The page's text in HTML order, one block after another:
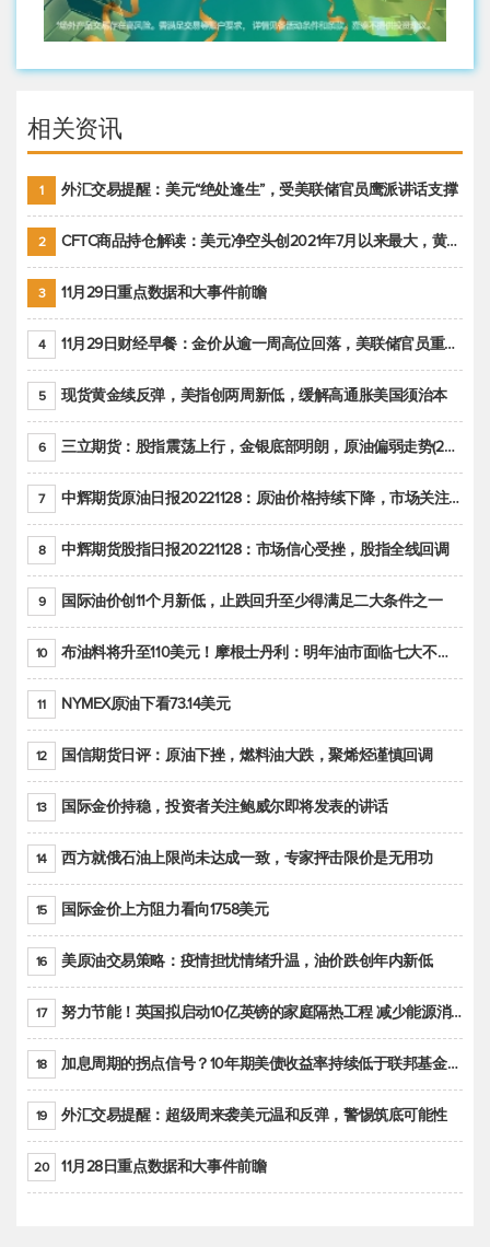
相关资讯
1 外汇交易提醒：美元“绝处逢生”，受美联储官员鹰派讲话支撑
2 CFTC商品持仓解读：美元净空头创2021年7月以来最大，黄金期货投机性净多头头寸减少
3 11月29日重点数据和大事件前瞻
4 11月29日财经早餐：金价从逾一周高位回落，美联储官员重申鹰派立场推动美元回升
5 现货黄金续反弹，美指创两周新低，缓解高通胀美国须治本
6 三立期货：股指震荡上行，金银底部明朗，原油偏弱走势(20221128收评)
7 中辉期货原油日报20221128：原油价格持续下降，市场关注OPEC+新一轮产能政策
8 中辉期货股指日报20221128：市场信心受挫，股指全线回调
9 国际油价创11个月新低，止跌回升至少得满足二大条件之一
10 布油料将升至110美元！摩根士丹利：明年油市面临七大不确定性
11 NYMEX原油下看73.14美元
12 国信期货日评：原油下挫，燃料油大跌，聚烯烃谨慎回调
13 国际金价持稳，投资者关注鲍威尔即将发表的讲话
14 西方就俄石油上限尚未达成一致，专家抨击限价是无用功
15 国际金价上方阻力看向1758美元
16 美原油交易策略：疫情担忧情绪升温，油价跌创年内新低
17 努力节能！英国拟启动10亿英镑的家庭隔热工程 减少能源消耗
18 加息周期的拐点信号？10年期美债收益率持续低于联邦基金利率目标区间
19 外汇交易提醒：超级周来袭美元温和反弹，警惕筑底可能性
20 11月28日重点数据和大事件前瞻